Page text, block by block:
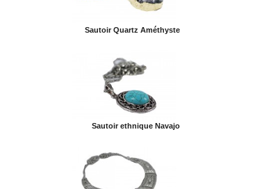
Sautoir Quartz Améthyste
Sautoir ethnique Navajo